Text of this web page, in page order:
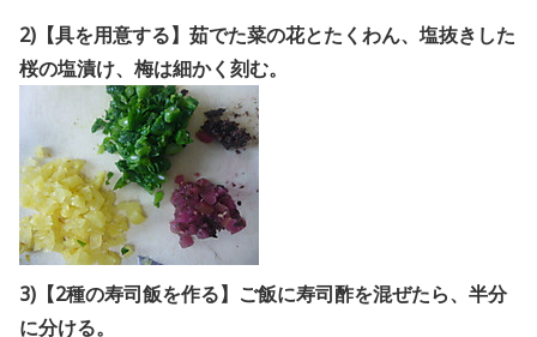
2)【具を用意する】茹でた菜の花とたくわん、塩抜きした
桜の塩漬け、梅は細かく刻む。
3)【2種の寿司飯を作る】 ご飯に寿司酢を混ぜたら、半分
に分ける。